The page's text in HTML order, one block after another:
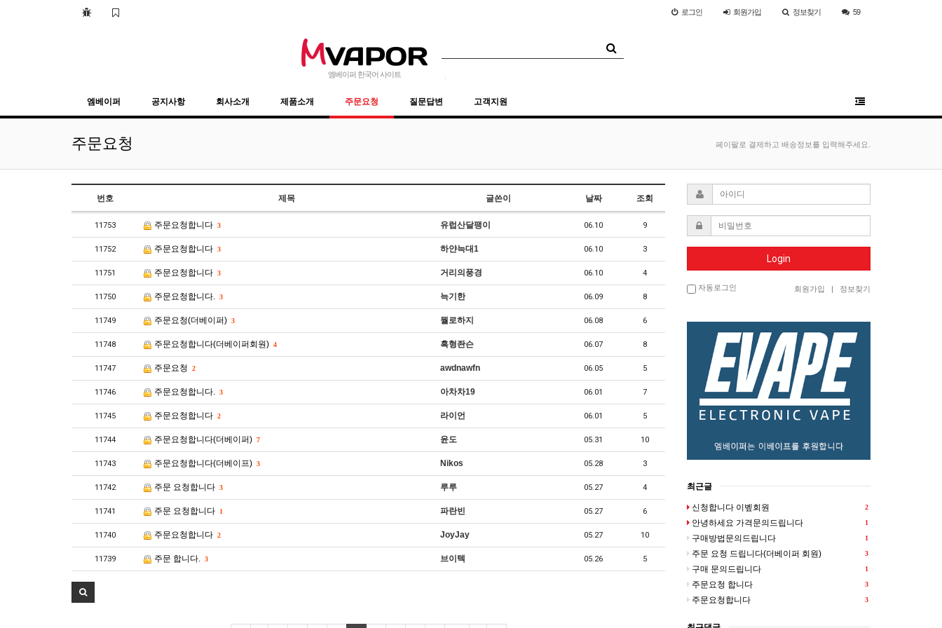
로그인 회원가입 정보찾기 59
엠베이퍼 한국어 사이트
퓨어니코틴 사용법
엠베이퍼 공지사항 회사소개 제품소개 주문요청 질문답변 고객지원
주문요청 페이팔로 결제하고 배송정보를 입력해주세요.
번호 제목 글쓴이 날짜 조회
11753 주문요청합니다 3 유럽산달팽이 06.10 9
11752 주문요청합니다 3 하얀늑대1 06.10 3
11751 주문요청합니다 3 거리의풍경 06.10 4
11750 주문요청합니다. 3 늑기한 06.09 8
11749 주문요청(더베이퍼) 3 뭘로하지 06.08 6
11748 주문요청합니다(더베이퍼회원) 4 흑형좐슨 06.07 8
11747 주문요청 2 awdnawfn 06.05 5
11746 주문요청합니다. 3 아차차19 06.01 7
11745 주문요청합니다 2 라이언 06.01 5
11744 주문요청합니다(더베이퍼) 7 윤도 05.31 10
11743 주문요청합니다(더베이프) 3 Nikos 05.28 3
11742 주문 요청합니다 3 루루 05.27 4
11741 주문 요청합니다 1 파란빈 05.27 6
11740 주문요청합니다 2 JoyJay 05.27 10
11739 주문 합니다. 3 브이텍 05.26 5
Login
자동로그인 회원가입 정보찾기
최근글
2
신청합니다 이벺회원
1
안녕하세요 가격문의드립니다
1
구매방법문의드립니다
3
주문 요청 드립니다(더베이퍼 회원)
1
구매 문의드립니다
3
주문요청 합니다
3
주문요청합니다